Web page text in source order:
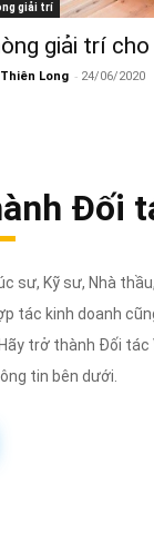
giải trí
giải trí
Long - 24/06/2020
Đối
sư, Kỹ sư, Nhà
tác kinh doanh
trở thành Đối tác
tin bên dưới.